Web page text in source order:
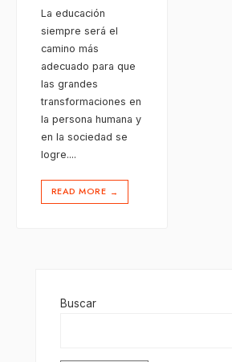
La educación
siempre será el
camino más
adecuado para que
las grandes
transformaciones en
la persona humana y
en la sociedad se
logre....
READ MORE →
Buscar